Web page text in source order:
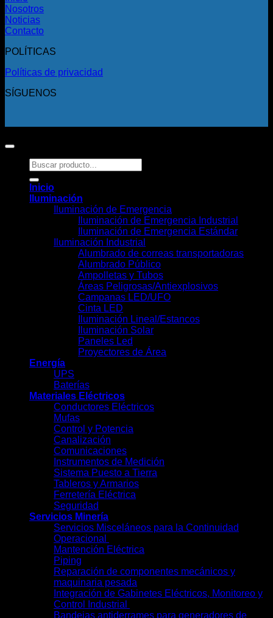
Nosotros
Noticias
Contacto
POLÍTICAS
Políticas de privacidad
SÍGUENOS
Buscar
por:
Inicio
Iluminación
Iluminación de Emergencia
Iluminación de Emergencia Industrial
Iluminación de Emergencia Estándar
Iluminación Industrial
Alumbrado de correas transportadoras
Alumbrado Público
Ampolletas y Tubos
Áreas Peligrosas/Antiexplosivos
Campanas LED/UFO
Cinta LED
Iluminación Lineal/Estancos
Iluminación Solar
Paneles Led
Proyectores de Área
Energía
UPS
Baterías
Materiales Eléctricos
Conductores Eléctricos
Mufas
Control y Potencia
Canalización
Comunicaciones
Instrumentos de Medición
Sistema Puesto a Tierra
Tableros y Armarios
Ferretería Eléctrica
Seguridad
Servicios Minería
Servicios Misceláneos para la Continuidad
Operacional
Mantención Eléctrica
Piping
Reparación de componentes mecánicos y
maquinaria pesada
Integración de Gabinetes Eléctricos, Monitoreo y
Control Industrial
Bandejas antiderrames para generadores de